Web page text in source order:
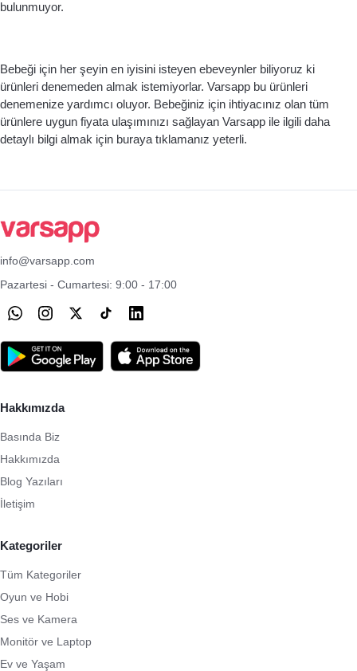
bulunmuyor.
Bebeği için her şeyin en iyisini isteyen ebeveynler biliyoruz ki
ürünleri denemeden almak istemiyorlar. Varsapp bu ürünleri
denemenize yardımcı oluyor. Bebeğiniz için ihtiyacınız olan tüm
ürünlere uygun fiyata ulaşımınızı sağlayan Varsapp ile ilgili daha
detaylı bilgi almak için buraya tıklamanız yeterli.
info@varsapp.com
Pazartesi - Cumartesi: 9:00 - 17:00
Hakkımızda
Basında Biz
Hakkımızda
Blog Yazıları
İletişim
Kategoriler
Tüm Kategoriler
Oyun ve Hobi
Ses ve Kamera
Monitör ve Laptop
Ev ve Yaşam